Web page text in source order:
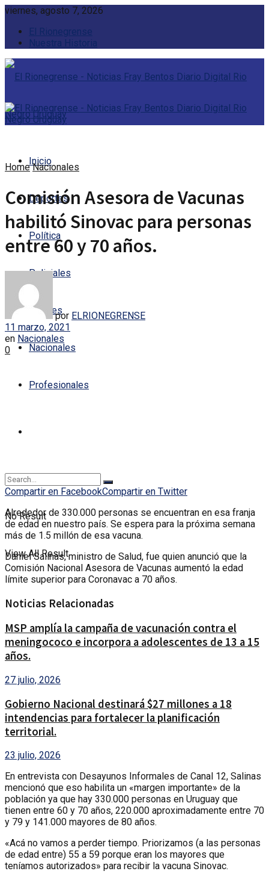
viernes, agosto 7, 2026
El Rionegrense
Nuestra Historia
Inicio
Deportes
Política
Policiales
Locales
Nacionales
Profesionales
No Result
View All Result
Home Nacionales
Comisión Asesora de Vacunas
habilitó Sinovac para personas
entre 60 y 70 años.
por ELRIONEGRENSE
11 marzo, 2021
en Nacionales
0
Compartir en FacebookCompartir en Twitter
Alrededor de 330.000 personas se encuentran en esa franja
de edad en nuestro país. Se espera para la próxima semana
más de 1.5 millón de esa vacuna.
Daniel Salinas, ministro de Salud, fue quien anunció que la
Comisión Nacional Asesora de Vacunas aumentó la edad
límite superior para Coronavac a 70 años.
Noticias Relacionadas
MSP amplía la campaña de vacunación contra el
meningococo e incorpora a adolescentes de 13 a 15
años.
27 julio, 2026
Gobierno Nacional destinará $27 millones a 18
intendencias para fortalecer la planificación
territorial.
23 julio, 2026
En entrevista con Desayunos Informales de Canal 12, Salinas
mencionó que eso habilita un «margen importante» de la
población ya que hay 330.000 personas en Uruguay que
tienen entre 60 y 70 años, 220.000 aproximadamente entre 70
y 79 y 141.000 mayores de 80 años.
«Acá no vamos a perder tiempo. Priorizamos (a las personas
de edad entre) 55 a 59 porque eran los mayores que
teníamos autorizados» para recibir la vacuna Sinovac.